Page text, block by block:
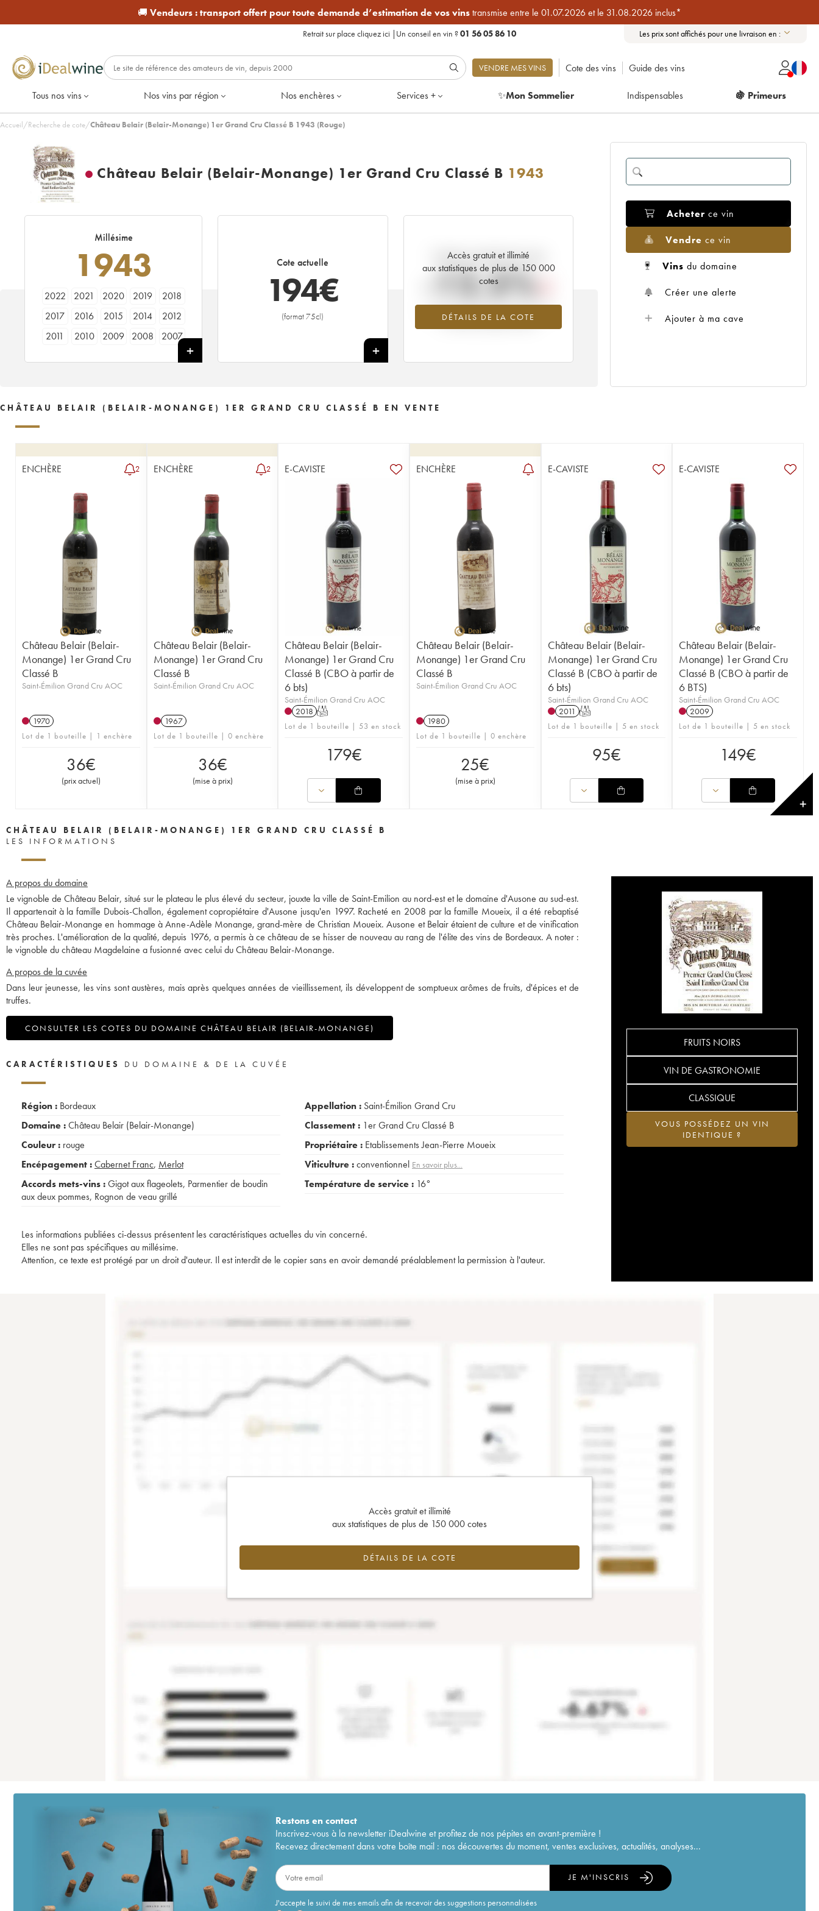
🚚 Vendeurs :transport offert pour toute demande d’estimation de vos vinstransmise entre le 01.07.2026 et le 31.08.2026 inclus*
Retrait sur place cliquez ici | Un conseil en vin ?01 56 05 86 10 Les prix sont affichés pour une livraison en :
VENDRE MES VINS Cote des vins Guide des vins
Tous nos vins Nos vins par région Nos enchères Services + ✨Mon Sommelier Indispensables 🍇 Primeurs
Accueil/Recherche de cote/Château Belair (Belair-Monange) 1er Grand Cru Classé B 1943 (Rouge)
Château Belair (Belair-Monange) 1er Grand Cru Classé B 1943
Millésime
1943
2022 2021 2020 2019
2018
2017
2016 2015 2014
2012
2011
2010 2009 2008
2007
1989
1980
1979 1978 1977
1976
1971
1967
1959
1954
1953
1949
1947
Cote actuelle
194€
(format 75cl)
+
Accès gratuit et illimité
aux statistiques de plus de 150 000
cotes
DÉTAILS DE LA COTE
Tendance actuelle de la cote
-12.5%
Tendance à la baisse du millésime 1943
en 2026 par rapport à 2025
Acheter ce vin
Vendre ce vin
Vins du domaine
Créer une alerte
Ajouter à ma cave
CHÂTEAU BELAIR (BELAIR-MONANGE) 1ER GRAND CRU CLASSÉ B EN VENTE
ENCHÈRE 2
Château Belair (Belair-
Monange) 1er Grand Cru
Classé B
Saint-Émilion Grand Cru AOC
1970
Lot de 1 bouteille | 1 enchère
36€
(prix actuel)
ENCHÈRE 2
Château Belair (Belair-
Monange) 1er Grand Cru
Classé B
Saint-Émilion Grand Cru AOC
1967
Lot de 1 bouteille | 0 enchère
36€
(mise à prix)
E-CAVISTE
Château Belair (Belair-
Monange) 1er Grand Cru
Classé B (CBO à partir de
6 bts)
Saint-Émilion Grand Cru AOC
2018 T
Lot de 1 bouteille | 53 en stock
179€
ENCHÈRE
Château Belair (Belair-
Monange) 1er Grand Cru
Classé B
Saint-Émilion Grand Cru AOC
1980
Lot de 1 bouteille | 0 enchère
25€
(mise à prix)
E-CAVISTE
Château Belair (Belair-
Monange) 1er Grand Cru
Classé B (CBO à partir de
6 bts)
Saint-Émilion Grand Cru AOC
2011 T
Lot de 1 bouteille | 5 en stock
95€
E-CAVISTE
Château Belair (Belair-
Monange) 1er Grand Cru
Classé B (CBO à partir de
6 BTS)
Saint-Émilion Grand Cru AOC
2009
Lot de 1 bouteille | 5 en stock
149€
✕
CHÂTEAU BELAIR (BELAIR-MONANGE) 1ER GRAND CRU CLASSÉ B
LES INFORMATIONS
A propos du domaine
Le vignoble de Château Belair, situé sur le plateau le plus élevé du secteur, jouxte la ville de Saint-Emilion au nord-est et le domaine d'Ausone au sud-est.
Il appartenait à la famille Dubois-Challon, également copropiétaire d'Ausone jusqu'en 1997. Racheté en 2008 par la famille Moueix, il a été rebaptisé
Château Belair-Monange en hommage à Anne-Adèle Monange, grand-mère de Christian Moueix. Ausone et Belair étaient de culture et de vinification
très proches. L'amélioration de la qualité, depuis 1976, a permis à ce château de se hisser de nouveau au rang de l'élite des vins de Bordeaux. A noter :
le vignoble du château Magdelaine a fusionné avec celui du Château Belair-Monange.
A propos de la cuvée
Dans leur jeunesse, les vins sont austères, mais après quelques années de vieillissement, ils développent de somptueux arômes de fruits, d'épices et de
truffes.
CONSULTER LES COTES DU DOMAINE CHÂTEAU BELAIR (BELAIR-MONANGE)
FRUITS NOIRS
VIN DE GASTRONOMIE
CLASSIQUE
VOUS POSSÉDEZ UN VIN
IDENTIQUE ?
CARACTÉRISTIQUES DU DOMAINE & DE LA CUVÉE
Région : Bordeaux
Domaine :Château Belair (Belair-Monange)
Couleur : rouge
Encépagement :Cabernet Franc, Merlot
Accords mets-vins :Gigot aux flageolets, Parmentier de boudin
aux deux pommes, Rognon de veau grillé
Appellation : Saint-Émilion Grand Cru
Classement : 1er Grand Cru Classé B
Propriétaire : Etablissements Jean-Pierre Moueix
Viticulture :conventionnel En savoir plus...
Température de service : 16°
Les informations publiées ci-dessus présentent les caractéristiques actuelles du vin concerné.
Elles ne sont pas spécifiques au millésime.
Attention, ce texte est protégé par un droit d'auteur. Il est interdit de le copier sans en avoir demandé préalablement la permission à l'auteur.
Accès gratuit et illimité
aux statistiques de plus de 150 000 cotes
DÉTAILS DE LA COTE
Restons encontact
Inscrivez-vous à la newsletter iDealwine et profitez de nos pépites en avant-première !
Recevez directement dans votre boîte mail : nos découvertes du moment, ventes exclusives, actualités, analyses...
J'accepte le suivi de mes emails afin de recevoir des suggestions personnalisées
JE M'INSCRIS